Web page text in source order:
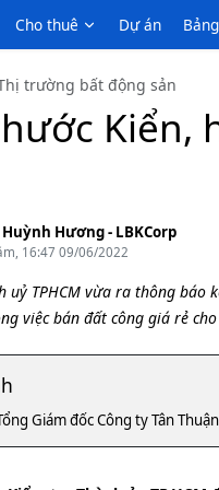
Cho thuê Dự án
trường bất động sản
Huỳnh Hương - LBKCorp
16:47 09/06/2022
uỷ TPHCM vừa ra thông
việc bán đất công giá rẻ
Giám đốc Công ty Tân Thuận